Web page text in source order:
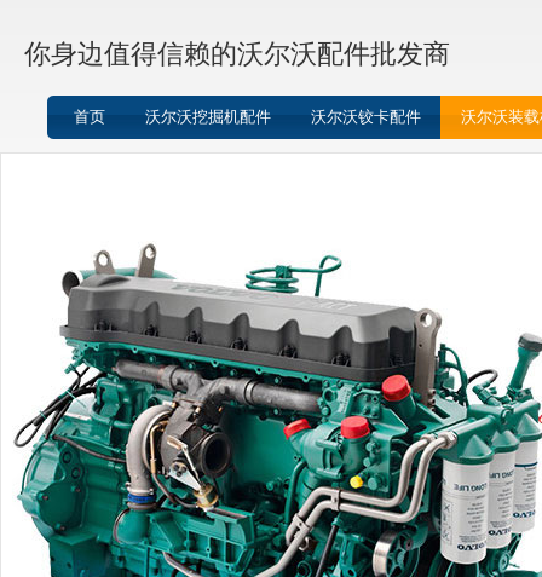
你身边值得信赖的沃尔沃配件批发商
首页 沃尔沃挖掘机配件 沃尔沃铰卡配件 沃尔沃装